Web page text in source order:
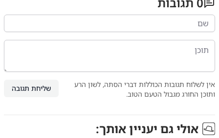
אין לשלוח תגובות הכוללות דברי הסתה, לשון הרע
ותוכן החורג מגבול הטעם הטוב.
שליחת תגובה
אולי גם יעניין אותך: